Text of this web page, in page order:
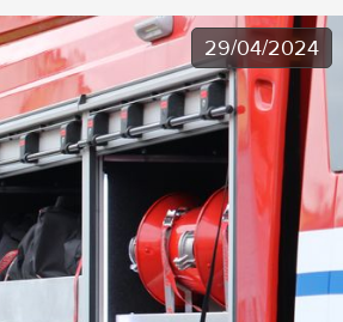
29/04/2024